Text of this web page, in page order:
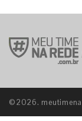
©2026.